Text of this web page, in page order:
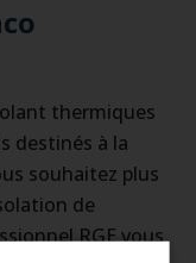
thermiques
destinés à la
souhaitez plus
de
RGE vous